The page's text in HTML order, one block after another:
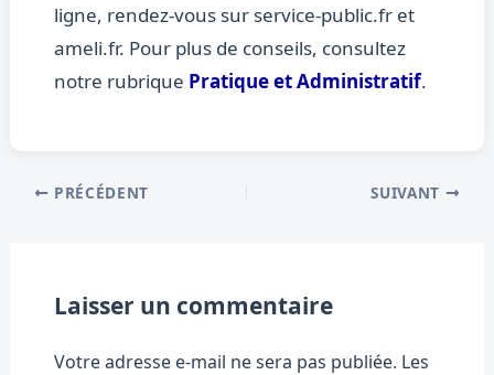
ligne, rendez-vous sur service-public.fr et
ameli.fr. Pour plus de conseils, consultez
notre rubrique Pratique et Administratif.
PRÉCÉDENT SUIVANT
Laisser un commentaire
Votre adresse e-mail ne sera pas publiée. Les